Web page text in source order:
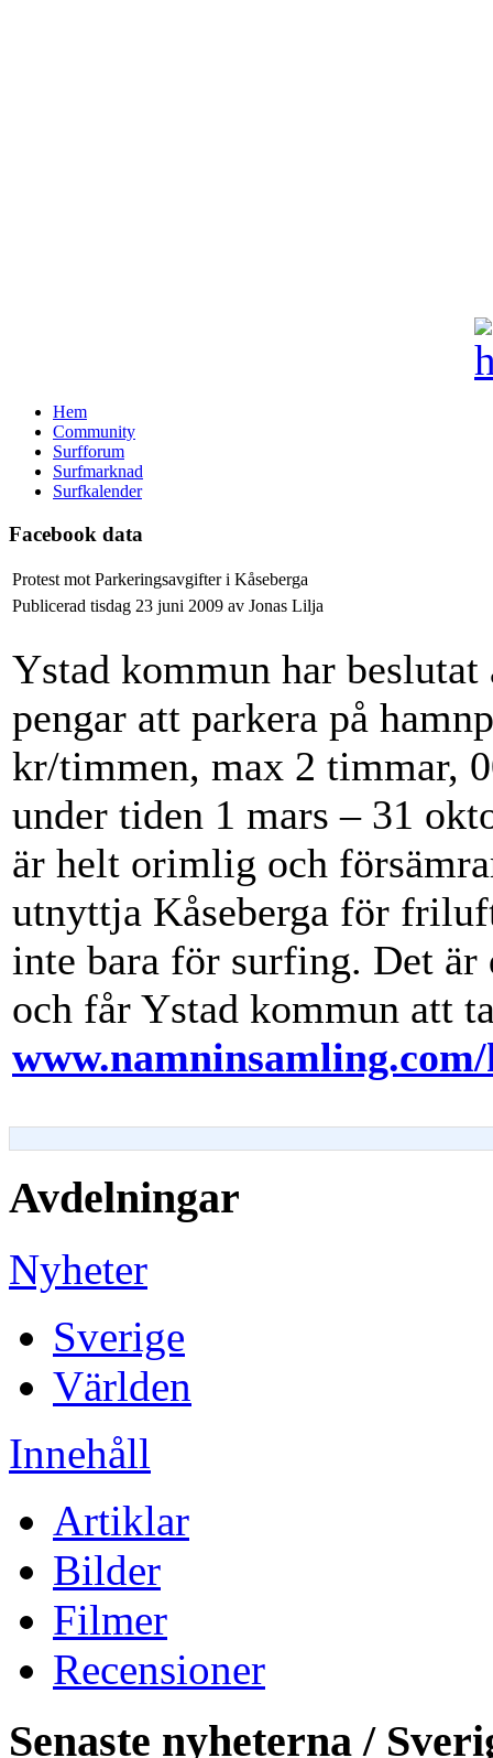
Hem
Community
Surfforum
Surfmarknad
Surfkalender
Facebook data
Protest mot Parkeringsavgifter i Kåseberga
Publicerad tisdag 23 juni 2009 av Jonas Lilja
Ystad kommun har
pengar att parkera på
kr/timmen, max 2 timmar,
under tiden 1 mars – 31
är helt orimlig och
utnyttja Kåseberga för
inte bara för surfing. Det
och får Ystad kommun att
www.namninsamling.com/
Avdelningar
Nyheter
Sverige
Världen
Innehåll
Artiklar
Bilder
Filmer
Recensioner
Senaste nyheterna /